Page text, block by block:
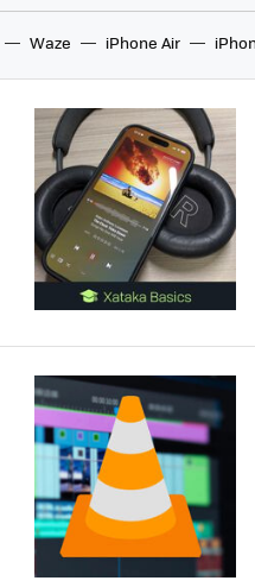
Waze iPhone Air